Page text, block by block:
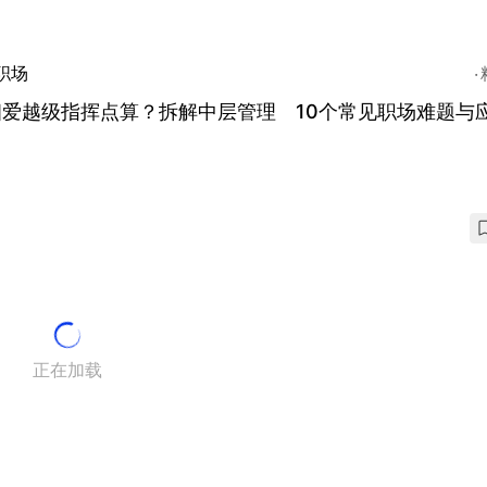
场
越级指挥点算？拆解中层管理 10个常见职场难题与
正在加载